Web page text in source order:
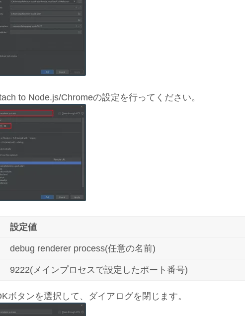
to Node.js/Chromeの設定を行ってください。
設定値
debug renderer process(任意の名前)
9222(メインプロセスで設定したポート番号)
ボタンを選択して、ダイアログを閉じます。